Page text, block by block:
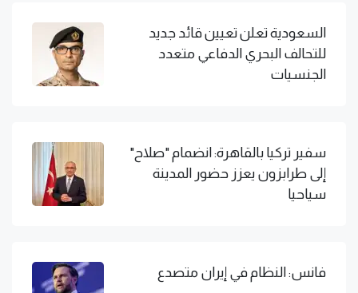
السعودية تعلن تعيين قائد جديد
للتحالف البحري الدفاعي متعدد
الجنسيات
سفير تركيا بالقاهرة: انضمام "صلاح"
إلى طرابزون يعزز حضور المدينة
سياحيا
فانس: النظام في إيران متصدع